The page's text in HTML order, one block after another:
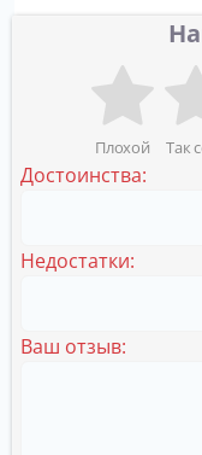
Плохой Так
Достоинства:
Недостатки:
Ваш отзыв: